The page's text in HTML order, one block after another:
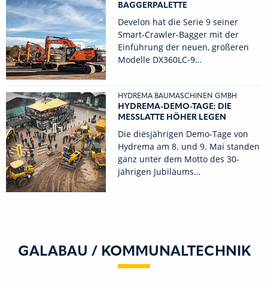
BAGGERPALETTE
Develon hat die Serie 9 seiner
Smart-Crawler-Bagger mit der
Einführung der neuen, größeren
Modelle DX360LC-9…
HYDREMA BAUMASCHINEN GMBH
HYDREMA-DEMO-TAGE: DIE
MESSLATTE HÖHER LEGEN
Die diesjährigen Demo-Tage von
Hydrema am 8. und 9. Mai standen
ganz unter dem Motto des 30-
jährigen Jubiläums…
GALABAU / KOMMUNALTECHNIK